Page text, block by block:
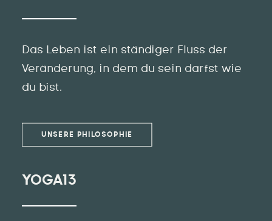
Das Leben ist ein ständiger Fluss der
Veränderung, in dem du sein darfst wie
du bist.
UNSERE PHILOSOPHIE
YOGA13